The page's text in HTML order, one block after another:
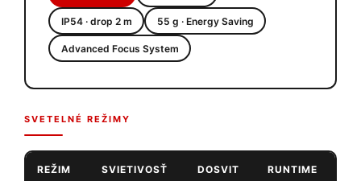
IP54 · drop 2 m 55 g · Energy Saving
Advanced Focus System
SVETELNÉ REŽIMY
REŽIM SVIETIVOSŤ DOSVIT RUNTIME